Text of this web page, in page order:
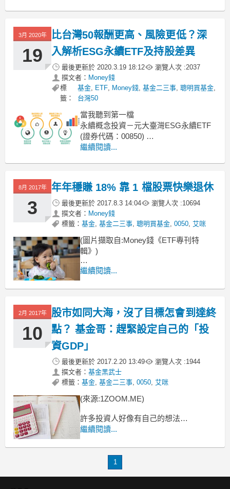
最近有個網友提到，年近50歲卻被資
3月 2020年
19
比台灣50報酬更高、風險更低？深
入解析ESG永續ETF及持股差異
最後更新於 2020.3.19 18:12 瀏覽人次 :2037
撰文者： Money錢
標
籤：
基金, ETF, Money錢,基金二三事,聰明買基金,
台灣50
當我聽到第一檔
永續概念投資－元大臺灣ESG永續ETF
(證券代碼：00850)
我內心是滿懷期待的。
治理等問題，
與我們生活中息息相關的例如溫室效
應、
繼續閱讀...
8月 2017年
3
年年穩賺 18% 靠 1 檔股票快樂退休
最後更新於 2017.8.3 14:04 瀏覽人次 :10694
撰文者： Money錢
標籤： 基金, 基金二三事, 聰明買基金, 0050, 艾咪
(圖片擷取自:Money錢《ETF專刊特
輯》)
樂活大叔施昇輝：
在複雜的投資世界
繼續閱讀...
2月 2017年
10
股市如同大海，沒了目標怎會到達終
點？ 基金哥：趕緊設定自己的「投
資GDP」
最後更新於 2017.2.20 13:49 瀏覽人次 :1944
撰文者： 基金黑武士
標籤： 基金, 基金二三事, 0050, 艾咪
(來源:1ZOOM.ME)
許多投資人好像有自己的想法
但其實也只是空有想法而已
很容易會被這邪惡的市場給吞食掉
繼續閱讀...
1